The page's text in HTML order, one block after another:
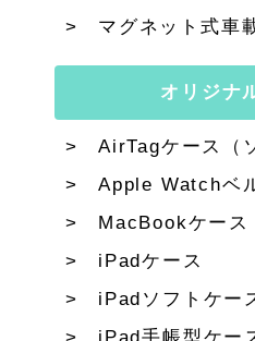
マグネット式車
オリジナ
AirTagケース（
Apple Watchベ
MacBookケース
iPadケース
iPadソフトケー